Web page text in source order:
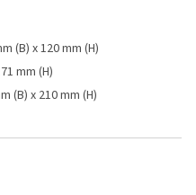
(B) x 120 mm (H)
mm (H)
(B) x 210 mm (H)